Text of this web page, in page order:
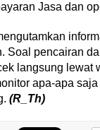
Jasa dan
Soal pencairan
langsung lewat
apa-apa
(R_Th)